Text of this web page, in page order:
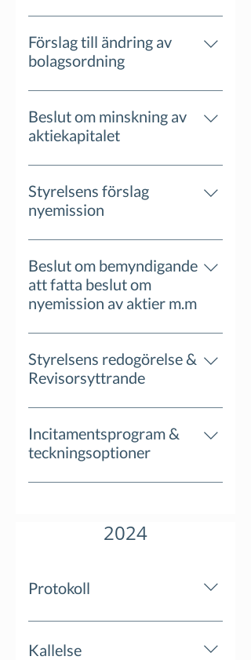
Förslag till ändring av
bolagsordning
Beslut om minskning av
aktiekapitalet
Styrelsens förslag
nyemission
Beslut om bemyndigande
att fatta beslut om
nyemission av aktier m.m
Styrelsens redogörelse &
Revisorsyttrande
Incitamentsprogram &
teckningsoptioner
2024
Protokoll
Kallelse